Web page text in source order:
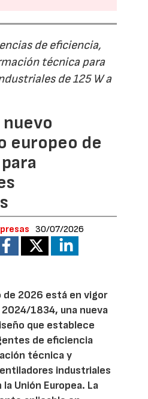
de eficiencia,
técnica para
de 125 W a
nuevo
europeo de
30/07/2026
de 2026 está en vigor
2024/1834, una nueva
que establece
de eficiencia
técnica y
industriales
Unión Europea. La